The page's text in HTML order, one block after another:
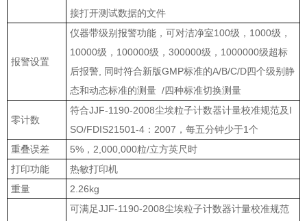
接打开测试数据的文件
报警设置
仪器带级别报警功能，可对洁净室100级，1000级，
10000级，100000级，300000级，1000000级超标
后报警, 同时符合新版GMP标准的A/B/C/D四个级别静
态和动态标准的测量 /四种标准切换测量
零计数
符合JJF-1190-2008尘埃粒子计数器计量校准规范及I
SO/FDIS21501-4：2007，每五分钟少于1个
重叠误差
5%，2,000,000粒/立方英尺时
打印功能
热敏打印机
重量
2.26kg
可满足JJF-1190-2008尘埃粒子计数器计量校准规范